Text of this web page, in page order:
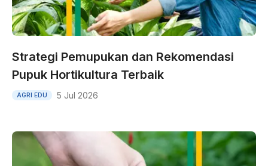
Strategi Pemupukan dan Rekomendasi
Pupuk Hortikultura Terbaik
AGRI EDU 5 Jul 2026